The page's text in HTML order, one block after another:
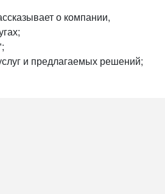
о компании,
и предлагаемых решений;